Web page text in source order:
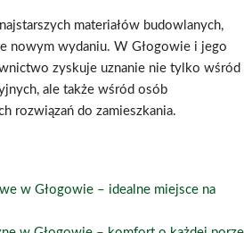
materiałów budowlanych,
nowym wydaniu. W Głogowie i jego
zyskuje uznanie nie tylko wśród
ale także wśród osób
rozwiązań do zamieszkania.
w Głogowie – idealne miejsce na